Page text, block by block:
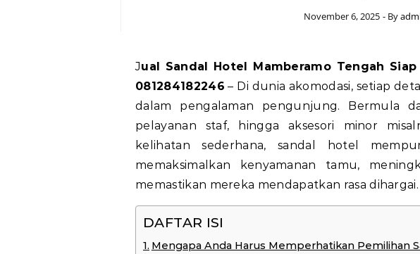
November 6, 2025 - By
Jual Sandal Hotel Mamberamo Tengah Siap Kirim 24 Jam, Hubungi WA
081284182246 – Di dunia akomodasi, setiap
dalam pengalaman pengunjung. Bermula
pelayanan staf, hingga aksesori minor
kelihatan sederhana, sandal hotel
memaksimalkan kenyamanan tamu,
memastikan mereka mendapatkan rasa dihargai.
DAFTAR ISI
Mengapa Anda Harus Memperhatikan Pemilihan